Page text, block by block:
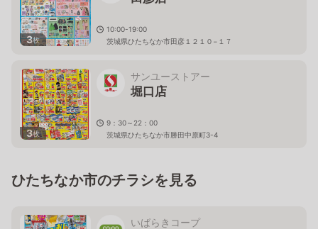
3枚
10:00-19:00
茨城県ひたちなか市田彦１２１０−１７
3枚
サンユーストアー
堀口店
9：30～22：00
茨城県ひたちなか市勝田中原町3-4
ひたちなか市のチラシを見る
いばらきコープ